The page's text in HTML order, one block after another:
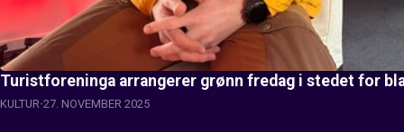
Turistforeninga arrangerer grønn fredag i stedet for
KULTUR 27. NOVEMBER 2025